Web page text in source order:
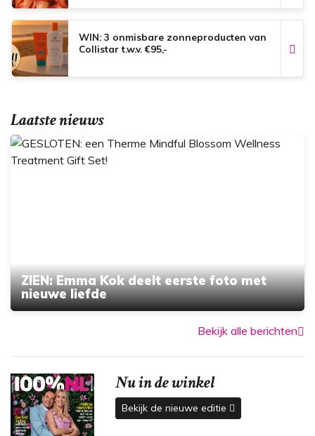
WIN: 3 onmisbare zonneproducten van
Collistar t.w.v. €95,-
Laatste nieuws
ZIEN: Emma Kok deelt eerste foto met
nieuwe liefde
Bekijk alle berichten
Nu in de winkel
Bekijk de nieuwe editie